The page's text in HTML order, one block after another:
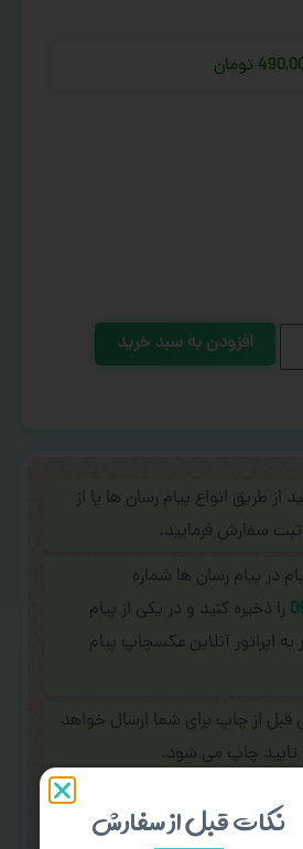
تومان
افزودن به سبد خرید
از طریق انواع پیام رسان ها یا از
سفارش فرمایید.
در پیام رسان ها شماره
را ذخیره کنید و در یکی از پیام
اپراتور آنلاین عکسچاپ پیام
قبل از چاپ برای شما ارسال خواهد
چاپ می شود.
به
عکس) یا هماهنگی ارسال و یا
نکات قبل از سفارش